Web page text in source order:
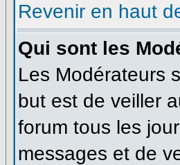
Revenir en haut
Qui sont les
Les Modérateurs
but est de veiller
forum tous les
messages et de